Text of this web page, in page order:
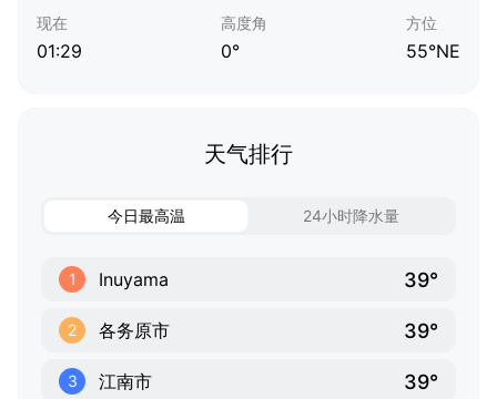
现在
01:29
高度角
0°
方位
55°NE
天气排行
今日最高温 24小时降水量
1 Inuyama 39°
2 各务原市 39°
3 江南市 39°